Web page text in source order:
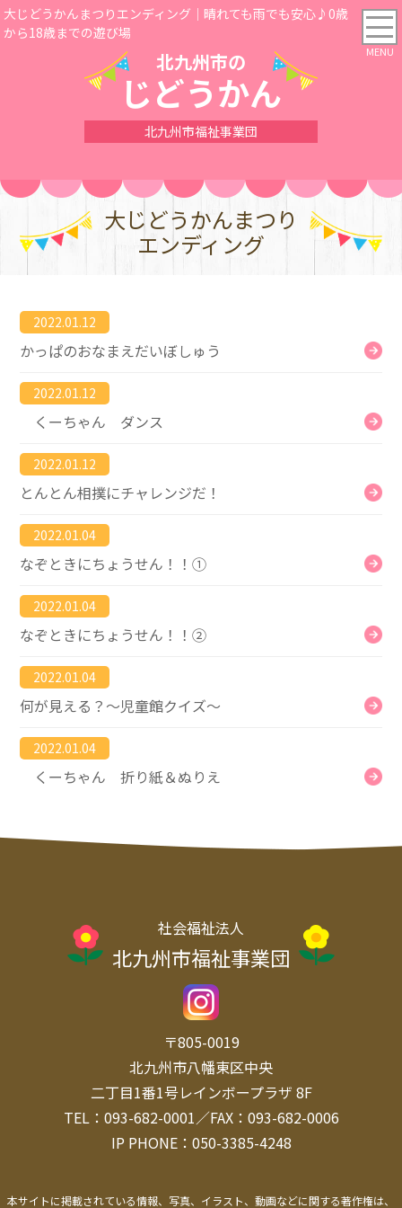
大じどうかんまつりエンディング｜晴れても雨でも安心♪0歳
から18歳までの遊び場
北九州市の
じどうかん
北九州市福祉事業団
大じどうかんまつり
エンディング
2022.01.12
かっぱのおなまえだいぼしゅう
2022.01.12
くーちゃん ダンス
2022.01.12
とんとん相撲にチャレンジだ！
2022.01.04
なぞときにちょうせん！！①
2022.01.04
なぞときにちょうせん！！②
2022.01.04
何が見える？～児童館クイズ～
2022.01.04
くーちゃん 折り紙＆ぬりえ
社会福祉法人
北九州市福祉事業団
〒805-0019
北九州市八幡東区中央
二丁目1番1号レインボープラザ 8F
TEL：093-682-0001／FAX：093-682-0006
IP PHONE：050-3385-4248
本サイトに掲載されている情報、写真、イラスト、動画などに関する著作権は、